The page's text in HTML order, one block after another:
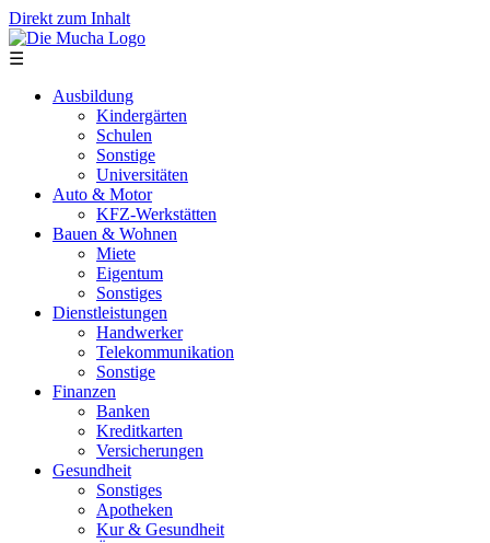
Direkt zum Inhalt
☰
Ausbildung
Kindergärten
Schulen
Sonstige
Universitäten
Auto & Motor
KFZ-Werkstätten
Bauen & Wohnen
Miete
Eigentum
Sonstiges
Dienstleistungen
Handwerker
Telekommunikation
Sonstige
Finanzen
Banken
Kreditkarten
Versicherungen
Gesundheit
Sonstiges
Apotheken
Kur & Gesundheit